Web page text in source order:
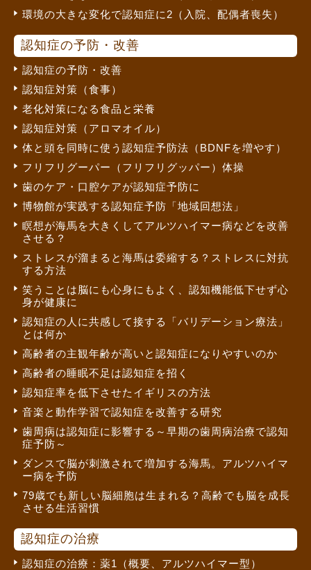
環境の大きな変化で認知症に2（入院、配偶者喪失）
認知症の予防・改善
認知症の予防・改善
認知症対策（食事）
老化対策になる食品と栄養
認知症対策（アロマオイル）
体と頭を同時に使う認知症予防法（BDNFを増やす）
フリフリグーパー（フリフリグッパー）体操
歯のケア・口腔ケアが認知症予防に
博物館が実践する認知症予防「地域回想法」
瞑想が海馬を大きくしてアルツハイマー病などを改善
させる？
ストレスが溜まると海馬は委縮する？ストレスに対抗
する方法
笑うことは脳にも心身にもよく、認知機能低下せず心
身が健康に
認知症の人に共感して接する「バリデーション療法」
とは何か
高齢者の主観年齢が高いと認知症になりやすいのか
高齢者の睡眠不足は認知症を招く
認知症率を低下させたイギリスの方法
音楽と動作学習で認知症を改善する研究
歯周病は認知症に影響する～早期の歯周病治療で認知
症予防～
ダンスで脳が刺激されて増加する海馬。アルツハイマ
ー病を予防
79歳でも新しい脳細胞は生まれる？高齢でも脳を成長
させる生活習慣
認知症の治療
認知症の治療：薬1（概要、アルツハイマー型）